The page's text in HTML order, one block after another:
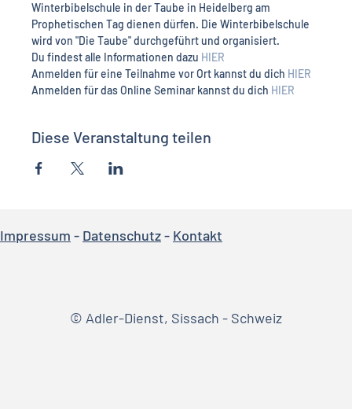
Winterbibelschule in der Taube in Heidelberg am
Prophetischen Tag dienen dürfen. Die Winterbibelschule
wird von "Die Taube" durchgeführt und organisiert.
Du findest alle Informationen dazu HIER
Anmelden für eine Teilnahme vor Ort kannst du dich HIER
Anmelden für das Online Seminar kannst du dich HIER
Diese Veranstaltung teilen
© Adler-Dienst, Sissach - Schweiz
Impressum - Datenschutz- Kontakt